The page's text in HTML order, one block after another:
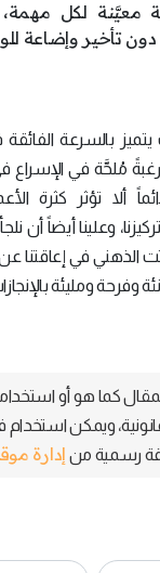
معيَّنة لكل
دون تأخير وإضاعة
يتميز بالسرعة
مُلحَّة في الإسراع
ألا تؤثر كثرة
وعلينا أيضاً أن
الذهني في إعاقتنا عن
وفرحة ومليئة
كما هو أو
ويمكن استخدام
رسمية من إدارة